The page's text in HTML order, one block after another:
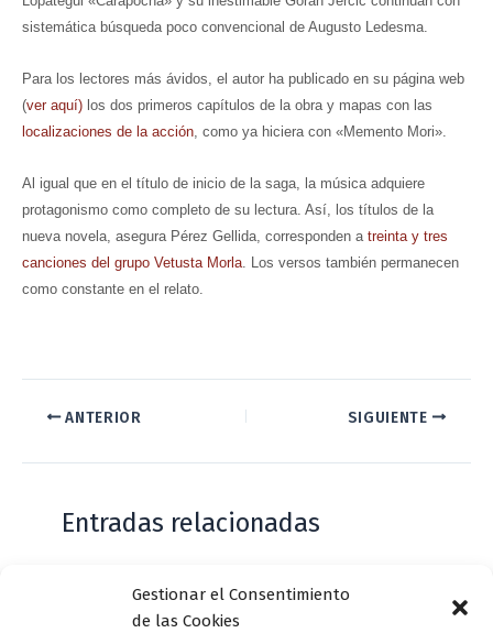
Gestionar el Consentimiento
de las Cookies
sistemática búsqueda poco convencional de Augusto Ledesma.
Para los lectores más ávidos, el autor ha publicado en su página web
(ver aquí) los dos primeros capítulos de la obra y mapas con las
localizaciones de la acción, como ya hiciera con «Memento Mori».
Al igual que en el título de inicio de la saga, la música adquiere
protagonismo como completo de su lectura. Así, los títulos de la
nueva novela, asegura Pérez Gellida, corresponden a treinta y tres
canciones del grupo Vetusta Morla. Los versos también permanecen
como constante en el relato.
ANTERIOR SIGUIENTE
Entradas relacionadas
Casa de Zorrilla conmemorarán el 168
aniversario del estreno de Don Juan